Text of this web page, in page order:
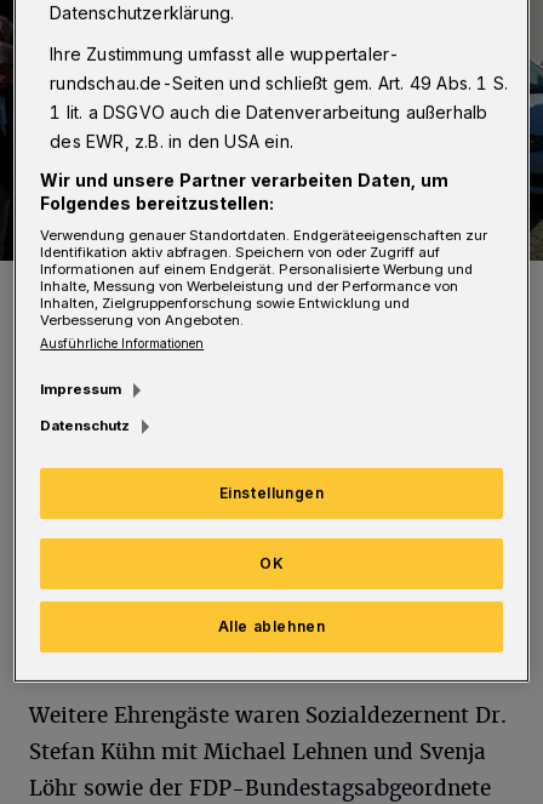
Gruppenfoto vor dem TiC-Atelier.
Foto: Müller
Neben Wuppertals Oberbürgermeister Andreas
Mucke und Bürgermeisterin Maria Schürmann
nahmen auch Remscheids Oberbürgermeister
Burkhard Mast-Weisz sowie Solingens
Bürgermeister Ernst Lauterjung und
Bezirksbürgermeister Richard Schmidt teil.
Weitere Ehrengäste waren Sozialdezernent Dr.
Stefan Kühn mit Michael Lehnen und Svenja
Löhr sowie der FDP-Bundestagsabgeordnete
Datenschutzerklärung.
Ihre Zustimmung umfasst alle wuppertaler-
rundschau.de-Seiten und schließt gem. Art. 49 Abs. 1 S.
1 lit. a DSGVO auch die Datenverarbeitung außerhalb
des EWR, z.B. in den USA ein.
Wir und unsere Partner verarbeiten Daten, um
Folgendes bereitzustellen:
Verwendung genauer Standortdaten. Endgeräteeigenschaften zur
Identifikation aktiv abfragen. Speichern von oder Zugriff auf
Informationen auf einem Endgerät. Personalisierte Werbung und
Inhalte, Messung von Werbeleistung und der Performance von
Inhalten, Zielgruppenforschung sowie Entwicklung und
Verbesserung von Angeboten.
Ausführliche Informationen
Impressum
Datenschutz
Einstellungen
Alle ablehnen
OK